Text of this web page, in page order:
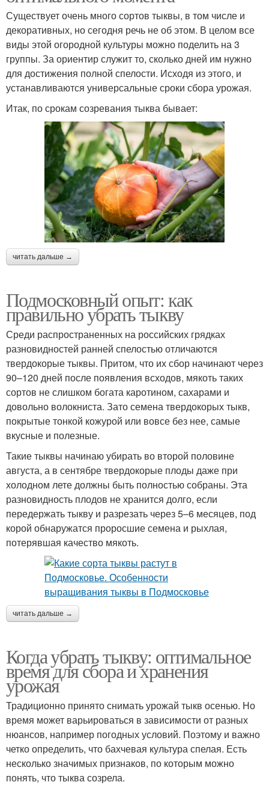
Существует очень много сортов тыквы, в том числе и
декоративных, но сегодня речь не об этом. В целом все
виды этой огородной культуры можно поделить на 3
группы. За ориентир служит то, сколько дней им нужно
для достижения полной спелости. Исходя из этого, и
устанавливаются универсальные сроки сбора урожая.
Итак, по срокам созревания тыква бывает:
читать дальше →
Подмосковный опыт: как
правильно убрать тыкву
Среди распространенных на российских грядках
разновидностей ранней спелостью отличаются
твердокорые тыквы. Притом, что их сбор начинают через
90–120 дней после появления всходов, мякоть таких
сортов не слишком богата каротином, сахарами и
довольно волокниста. Зато семена твердокорых тыкв,
покрытые тонкой кожурой или вовсе без нее, самые
вкусные и полезные.
Такие тыквы начинаю убирать во второй половине
августа, а в сентябре твердокорые плоды даже при
холодном лете должны быть полностью собраны. Эта
разновидность плодов не хранится долго, если
передержать тыкву и разрезать через 5–6 месяцев, под
корой обнаружатся проросшие семена и рыхлая,
потерявшая качество мякоть.
читать дальше →
Когда убрать тыкву: оптимальное
время для сбора и хранения
урожая
Традиционно принято снимать урожай тыкв осенью. Но
время может варьироваться в зависимости от разных
нюансов, например погодных условий. Поэтому и важно
четко определить, что бахчевая культура спелая. Есть
несколько значимых признаков, по которым можно
понять, что тыква созрела.